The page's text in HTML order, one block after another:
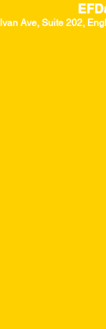
Ave, Suite 202,